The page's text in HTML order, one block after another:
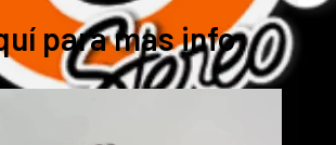
para mas info